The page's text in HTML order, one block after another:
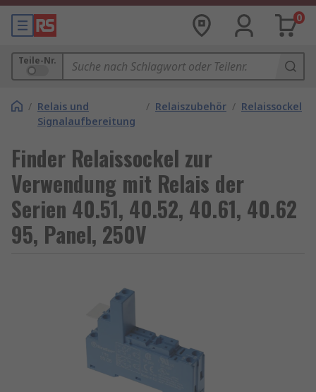
0
Teile-Nr.
/ Relais und
Signalaufbereitung
/ Relaiszubehör / Relaissockel
Finder Relaissockel zur
Verwendung mit Relais der
Serien 40.51, 40.52, 40.61, 40.62
95, Panel, 250V